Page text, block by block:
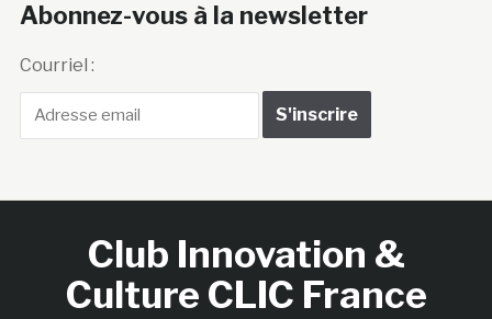
Abonnez-vous à la newsletter
Courriel :
Club Innovation &
Culture CLIC France